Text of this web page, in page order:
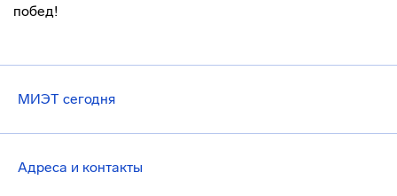
побед!
МИЭТ сегодня
Адреса и контакты